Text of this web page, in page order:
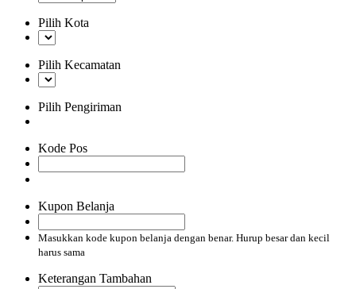
Pilih Kota
Pilih Kecamatan
Pilih Pengiriman
Kode Pos
Kupon Belanja
Masukkan kode kupon belanja dengan benar. Hurup besar dan kecil
harus sama
Keterangan Tambahan